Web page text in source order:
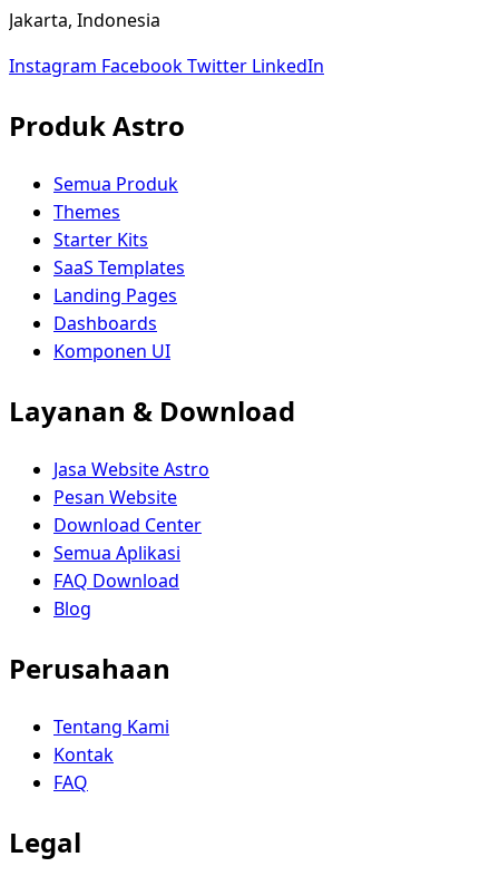
Jakarta, Indonesia
Instagram FacebookTwitter LinkedIn
Produk Astro
Semua Produk
Themes
Starter Kits
SaaS Templates
Landing Pages
Dashboards
Komponen UI
Layanan & Download
Jasa Website Astro
Pesan Website
Download Center
Semua Aplikasi
FAQ Download
Blog
Perusahaan
Tentang Kami
Kontak
FAQ
Legal